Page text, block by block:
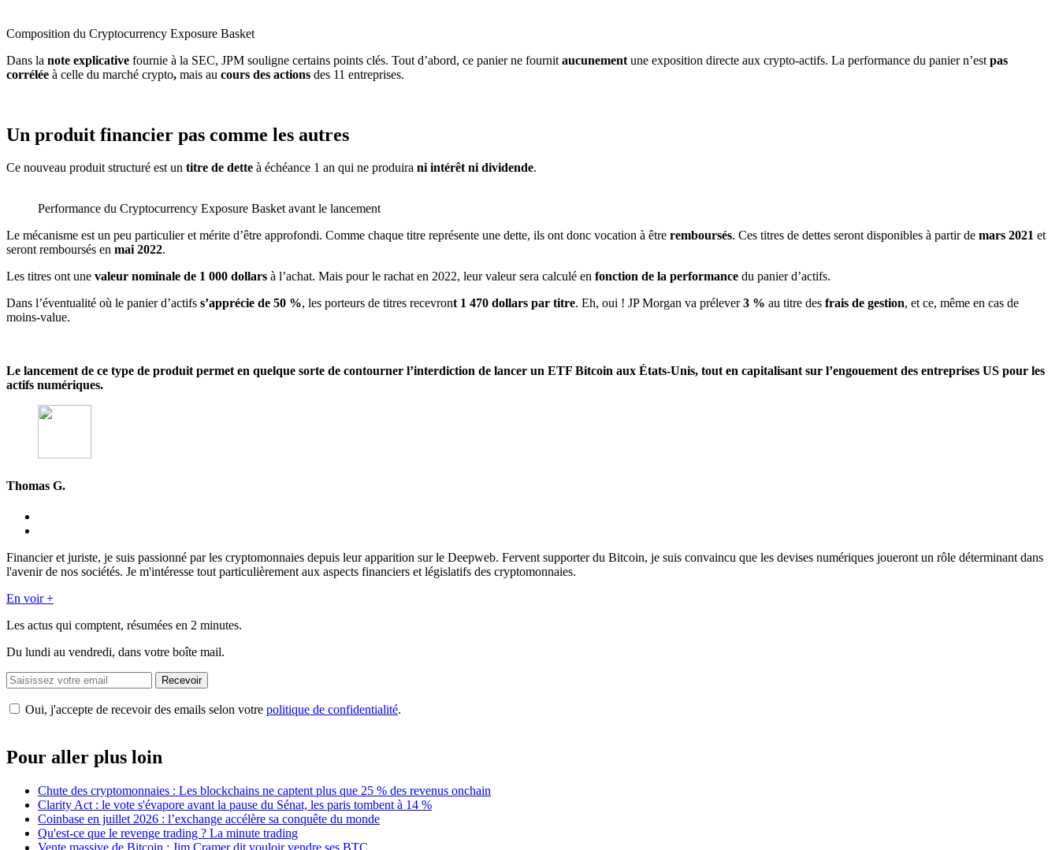
Composition du Cryptocurrency Exposure Basket
Dans la note explicative fournie à la SEC, JPM souligne certains points clés. Tout d’abord, ce panier ne fournit aucunement une exposition directe aux crypto-actifs. La performance du panier n’est pas
corrélée à celle du marché crypto, mais au cours des actions des 11 entreprises.
Un produit financier pas comme les autres
Ce nouveau produit structuré est un titre de dette à échéance 1 an qui ne produira ni intérêt ni dividende.
Performance du Cryptocurrency Exposure Basket avant le lancement
Le mécanisme est un peu particulier et mérite d’être approfondi. Comme chaque titre représente une dette, ils ont donc vocation à être remboursés. Ces titres de dettes seront disponibles à partir de mars 2021 et
seront remboursés en mai 2022.
Les titres ont une valeur nominale de 1 000 dollars à l’achat. Mais pour le rachat en 2022, leur valeur sera calculé en fonction de la performance du panier d’actifs.
Dans l’éventualité où le panier d’actifs s’apprécie de 50 %, les porteurs de titres recevront 1 470 dollars par titre. Eh, oui ! JP Morgan va prélever3 % au titre des frais de gestion, et ce, même en cas de
moins-value.
Le lancement de ce type de produit permet en quelque sorte de contourner l’interdiction de lancer un ETF Bitcoin aux États-Unis, tout en capitalisant sur l’engouement des entreprises US pour les
actifs numériques.
Thomas G.
Financier et juriste, je suis passionné par les cryptomonnaies depuis leur apparition sur le Deepweb. Fervent supporter du Bitcoin, je suis convaincu que les devises numériques joueront un rôle déterminant dans
l'avenir de nos sociétés. Je m'intéresse tout particulièrement aux aspects financiers et législatifs des cryptomonnaies.
En voir +
Les actus qui comptent, résumées en 2 minutes.
Du lundi au vendredi, dans votre boîte mail.
Recevoir
Oui, j'accepte de recevoir des emails selon votre politique de confidentialité.
Pour aller plus loin
Chute des cryptomonnaies : Les blockchains ne captent plus que 25 % des revenus onchain
Clarity Act : le vote s'évapore avant la pause du Sénat, les paris tombent à 14 %
Coinbase en juillet 2026 : l’exchange accélère sa conquête du monde
Qu'est-ce que le revenge trading ? La minute trading
Vente massive de Bitcoin : Jim Cramer dit vouloir vendre ses BTC